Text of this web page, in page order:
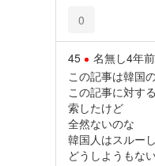
0
45 名無し4年前
この記事は韓国
この記事に対す
索したけど
全然ないのな
韓国人はスルー
どうしようもな